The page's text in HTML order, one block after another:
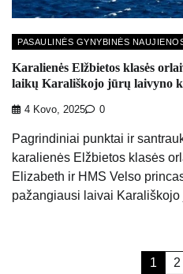
PASAULINĖS GYNYBINĖS
Karalienės Elžbietos klasės
laikų Karališkojo jūrų laivyno
4 Kovo, 2025 0
Pagrindiniai punktai ir
karalienės Elžbietos klasės
Elizabeth ir HMS Velso
pažangiausi laivai
1 2